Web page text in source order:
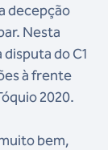
decepção
Nesta
do C1
à frente
2020.
bem,